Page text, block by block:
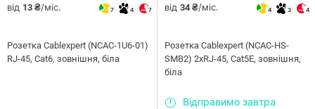
від 13 ₴/міс. 7 4 7
Розетка Cablexpert (NCAC-1U6-01)
RJ-45, Cat6, зовнішня, біла
від 34 ₴/міс. 4 3 4
Розетка Cablexpert (NCAC-HS-
SMB2) 2хRJ-45, Cat5Е, зовнішня,
біла
Відправимо завтра